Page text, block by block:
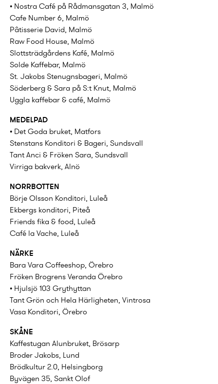
• Nostra Café på Rådmansgatan 3, Malmö
Cafe Number 6, Malmö
Pâtisserie David, Malmö
Raw Food House, Malmö
Slottsträdgårdens Kafé, Malmö
Solde Kaffebar, Malmö
St. Jakobs Stenugnsbageri, Malmö
Söderberg & Sara på S:t Knut, Malmö
Uggla kaffebar & café, Malmö
MEDELPAD
• Det Goda bruket, Matfors
Stenstans Konditori & Bageri, Sundsvall
Tant Anci & Fröken Sara, Sundsvall
Virriga bakverk, Alnö
NORRBOTTEN
Börje Olsson Konditori, Luleå
Ekbergs konditori, Piteå
Friends fika & food, Luleå
Café la Vache, Luleå
NÄRKE
Bara Vara Coffeeshop, Örebro
Fröken Brogrens Veranda Örebro
• Hjulsjö 103 Grythyttan
Tant Grön och Hela Härligheten, Vintrosa
Vasa Konditori, Örebro
SKÅNE
Kaffestugan Alunbruket, Brösarp
Broder Jakobs, Lund
Brödkultur 2.0, Helsingborg
Byvägen 35, Sankt Olof